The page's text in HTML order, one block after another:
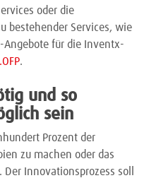
oder die
bestehender Services, wie
Angebote für die Inventx-
.
und so
sein
Prozent der
zu machen oder das
Innovationsprozess soll